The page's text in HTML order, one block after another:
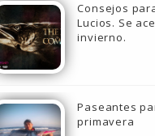
Consejos
Lucios. Se
invierno.
Paseantes
primavera